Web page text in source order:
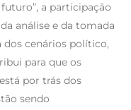
a participação
análise e da tomada
dos cenários político,
para que os
por trás dos
sendo